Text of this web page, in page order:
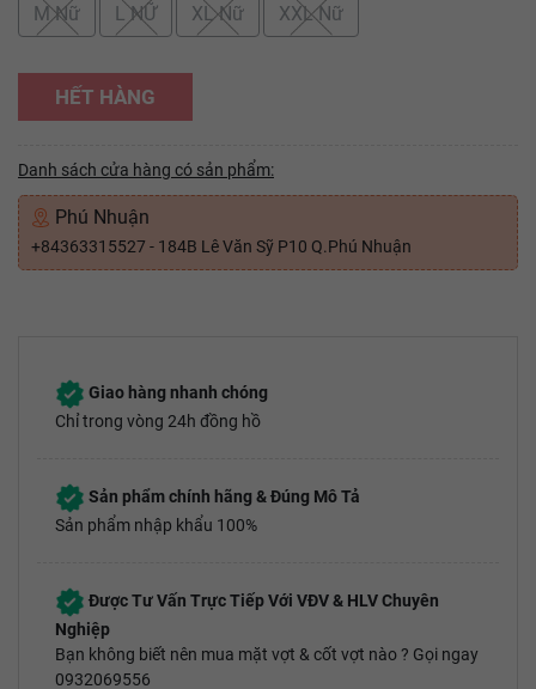
M Nữ L NỮ XL Nữ XXL Nữ
HẾT HÀNG
Danh sách cửa hàng có sản phẩm:
Phú Nhuận
+84363315527 - 184B Lê Văn Sỹ P10 Q.Phú Nhuận
Giao hàng nhanh chóng
Chỉ trong vòng 24h đồng hồ
Sản phẩm chính hãng & Đúng Mô Tả
Sản phẩm nhập khẩu 100%
Được Tư Vấn Trực Tiếp Với VĐV & HLV Chuyên
Nghiệp
Bạn không biết nên mua mặt vợt & cốt vợt nào ? Gọi ngay
0932069556